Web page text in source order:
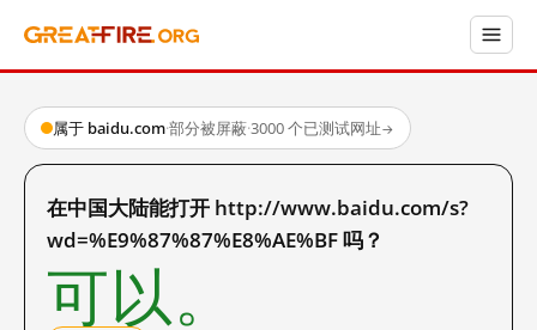
属于 baidu.com·部分被屏蔽·3000 个已测试网址→
在中国大陆能打开 http://www.baidu.com/s?
wd=%E9%87%87%E8%AE%BF 吗？
可以。